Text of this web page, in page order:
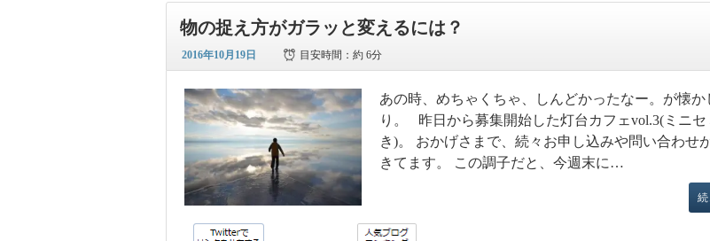
物の捉え方がガラッと変えるには？
2016年10月19日 目安時間：約 6分
あの時、めちゃくちゃ、しんどかったなー。が懐か
り。 昨日から募集開始した灯台カフェvol.3(ミニセ
き)。 おかげさまで、続々お申し込みや問い合わせ
きてます。 この調子だと、今週末に…
続